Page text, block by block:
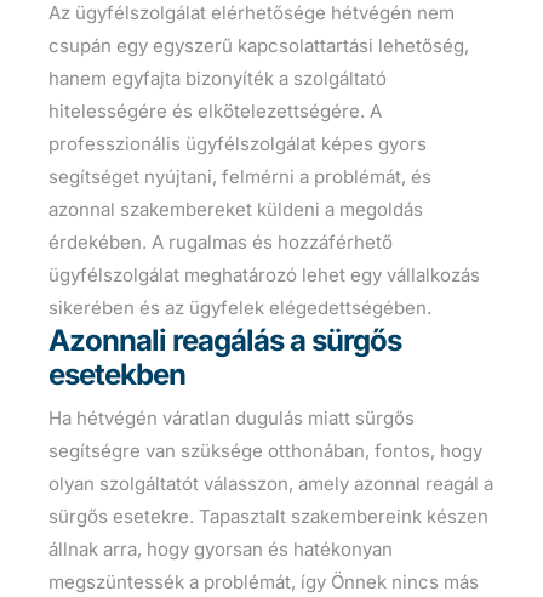
Az ügyfélszolgálat elérhetősége hétvégén nem
csupán egy egyszerű kapcsolattartási lehetőség,
hanem egyfajta bizonyíték a szolgáltató
hitelességére és elkötelezettségére. A
professzionális ügyfélszolgálat képes gyors
segítséget nyújtani, felmérni a problémát, és
azonnal szakembereket küldeni a megoldás
érdekében. A rugalmas és hozzáférhető
ügyfélszolgálat meghatározó lehet egy vállalkozás
sikerében és az ügyfelek elégedettségében.
Azonnali reagálás a sürgős
esetekben
Ha hétvégén váratlan dugulás miatt sürgős
segítségre van szüksége otthonában, fontos, hogy
olyan szolgáltatót válasszon, amely azonnal reagál a
sürgős esetekre. Tapasztalt szakembereink készen
állnak arra, hogy gyorsan és hatékonyan
megszüntessék a problémát, így Önnek nincs más